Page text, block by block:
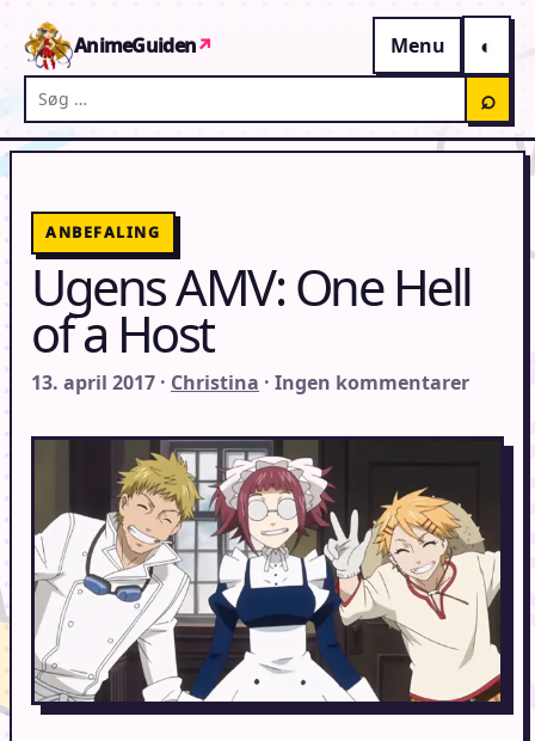
AnimeGuiden↗
Menu
Søg på AnimeGuiden
⌕
ANBEFALING
Ugens AMV: One Hell
of a Host
13. april 2017 · Christina · Ingen kommentarer